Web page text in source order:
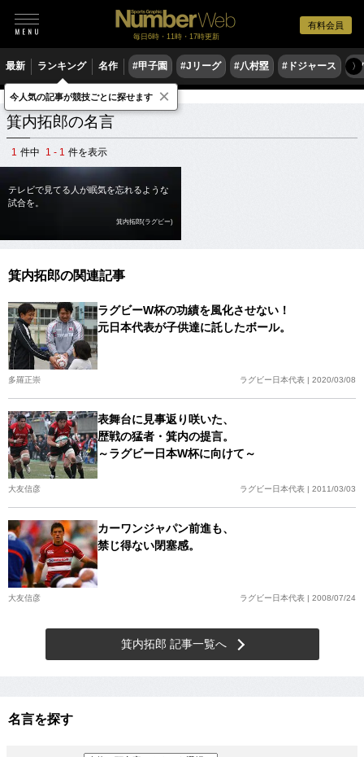
有料会員
毎日6時・11時・17時更新
最新 ランキング 名作 #甲子園 #Jリーグ #八村塁 #ドジャース #
〉
スポーツ名言集 ミ 箕内拓郎
箕内拓郎の名言
1 件中 1 - 1 件を表示
テレビで見てる人が眠気を忘れるような
試合を。
箕内拓郎(ラグビー)
箕内拓郎の関連記事
ラグビーW杯の功績を風化させない！
元日本代表が子供達に託したボール。
多羅正崇 ラグビー日本代表 | 2020/03/08
表舞台に見事返り咲いた、
歴戦の猛者・箕内の提言。
～ラグビー日本W杯に向けて～
大友信彦 ラグビー日本代表 | 2011/03/03
カーワンジャパン前進も、
禁じ得ない閉塞感。
大友信彦 ラグビー日本代表 | 2008/07/24
箕内拓郎 記事一覧へ
名言を探す
今人気の記事が競技ごとに探せます ×